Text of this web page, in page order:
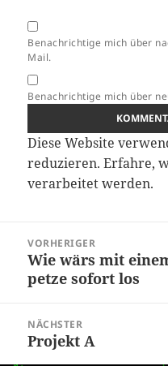
Benachrichtige mich über
Mail.
Benachrichtige mich über
Diese Website
reduzieren.Erfahre,
verarbeitet werden.
VORHERIGER
Vorheriger
Beitrag:
Wie wärs mit
petze sofort los
NÄCHSTER
Nächster
Beitrag:
Projekt A